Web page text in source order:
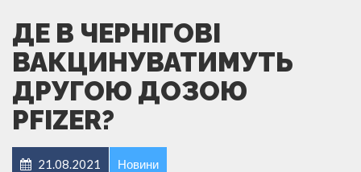
ДЕ В ЧЕРНІГОВІ
ВАКЦИНУВАТИМУТЬ
ДРУГОЮ ДОЗОЮ
PFIZER?
21.08.2021 Новини